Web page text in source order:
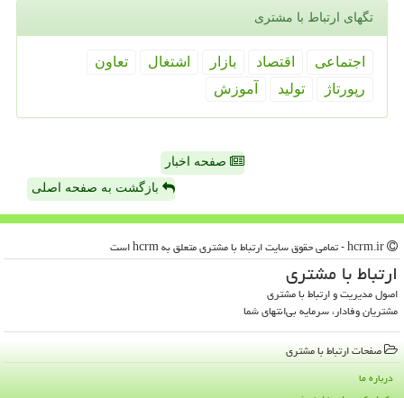
تگهای ارتباط با مشتری
اجتماعی اقتصاد بازار اشتغال
تعاون
رپورتاژ
تولید آموزش
صفحه اخبار
بازگشت به صفحه اصلی
ارتباط با مشتری
اصول مدیریت و ارتباط با مشتری
مشتریان وفادار، سرمایه بی‌انتهای شما
صفحات ارتباط با مشتری
درباره ما